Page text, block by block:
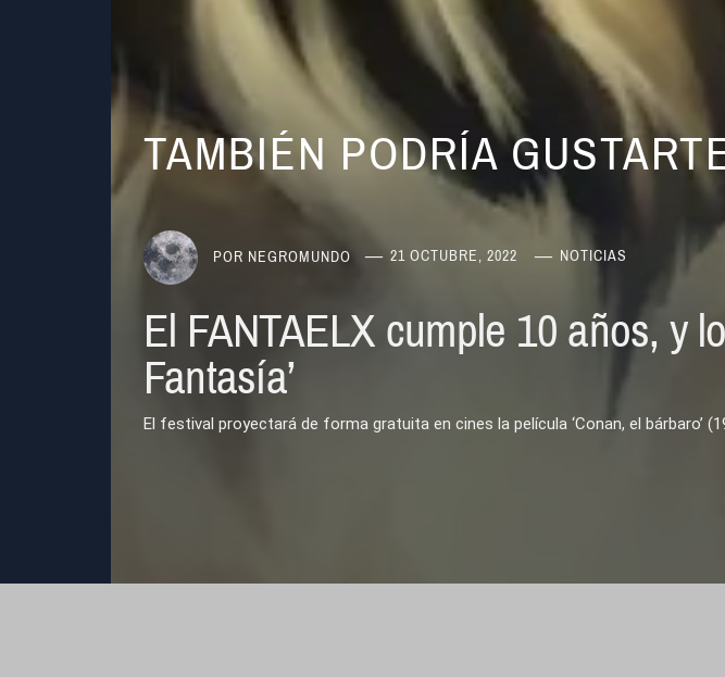
TAMBIÉN PODRÍA
POR NEGROMUNDO 21 OCTUBRE, 2022 NOTICIAS
El FANTAELX cumple 10 años, y
Fantasía’
El festival proyectará de forma gratuita en cines la película ‘Conan, el bárbaro’